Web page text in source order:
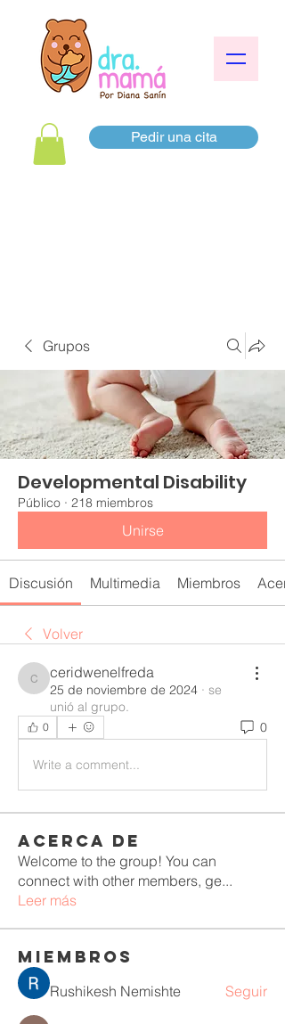
Pedir una cita
Grupos
Developmental Disability
Público · 218 miembros
Unirse
Discusión Multimedia Miembros
Volver
ceridwenelfreda
ceridwenelfreda
25 de noviembre de 2024 · se
unió al grupo.
0 0
Write a comment...
Acerca de
Welcome to the group! You can
connect with other members, ge...
Leer más
Miembros
Rushikesh Nemishte Seguir